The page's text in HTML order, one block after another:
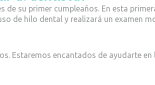
de su primer cumpleaños. En esta
de hilo dental y realizará un examen
Estaremos encantados de ayudarte en